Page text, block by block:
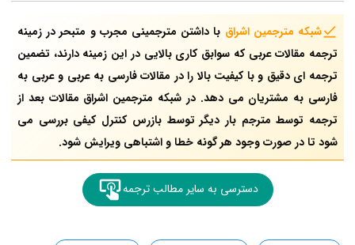
شبکه مترجمین اشراق با داشتن مترجمینی مجرب و متبحر در زمینه
ترجمه مقالات عربی که سوابق کاری بالایی در این زمینه دارند، تضمین
ترجمه ای دقیق و با کیفیت بالا را در مقالات فارسی به عربی و عربی به
فارسی به مشتریان می دهد. در شبکه مترجمین اشراق مقالات بعد از
ترجمه توسط مترجم بار دیگر توسط بازرس کنترل کیفی بررسی می
شود تا در صورت وجود هر گونه خطا و اشتباهی ویرایش شود.
دسترسی به سایر مطالب ترجمه